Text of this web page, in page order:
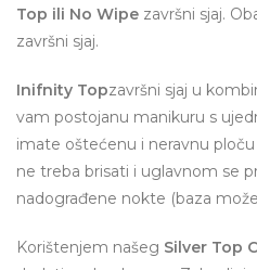
Top ili No Wipe završni sjaj.
završni sjaj.
Inifnity Topzavršni sjaj u
vam postojanu manikuru s
imate oštećenu i neravnu
ne treba brisati i uglavnom se
nadograđene nokte (baza
Korištenjem našeg Silver Top